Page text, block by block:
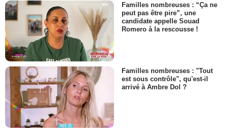
Familles nombreuses : “Ça ne
peut pas être pire”, une
candidate appelle Souad
Romero à la rescousse !
Familles nombreuses : "Tout
est sous contrôle", qu'est-il
arrivé à Ambre Dol ?